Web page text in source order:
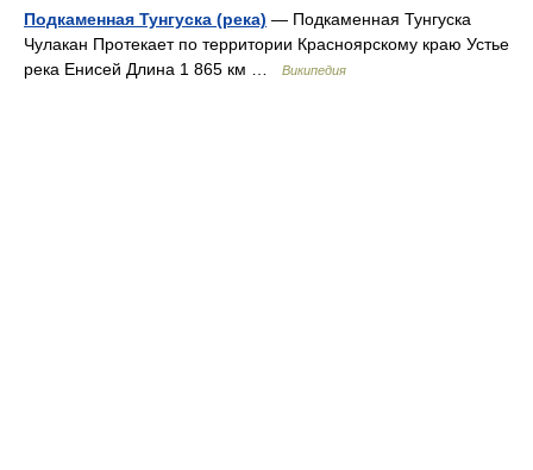
Подкаменная Тунгуска (река) — Подкаменная Тунгуска
Чулакан Протекает по территории Красноярскому краю Устье
река Енисей Длина 1 865 км …
Википедия